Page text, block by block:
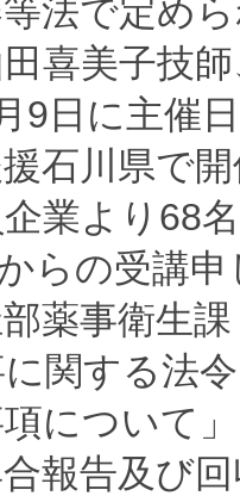
法で定め
喜美子技
9日に主催
石川県で
業より68
らの受講
薬事衛生
関する法
について
報告及び